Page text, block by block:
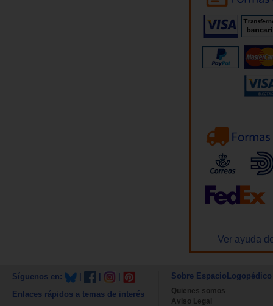
Ver ayuda
Síguenos en:
Enlaces rápidos a temas de interés
Sobre EspacioLogopédico
Quienes somos
Aviso Legal